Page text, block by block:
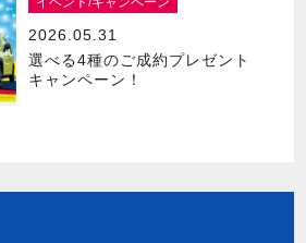
2026.05.31
選べる4種のご成約プレゼント
キャンペーン！